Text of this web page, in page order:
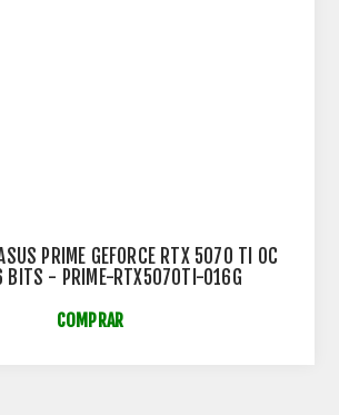
PRIME GEFORCE RTX 5070 TI OC
BITS - PRIME-RTX5070TI-O16G
COMPRAR